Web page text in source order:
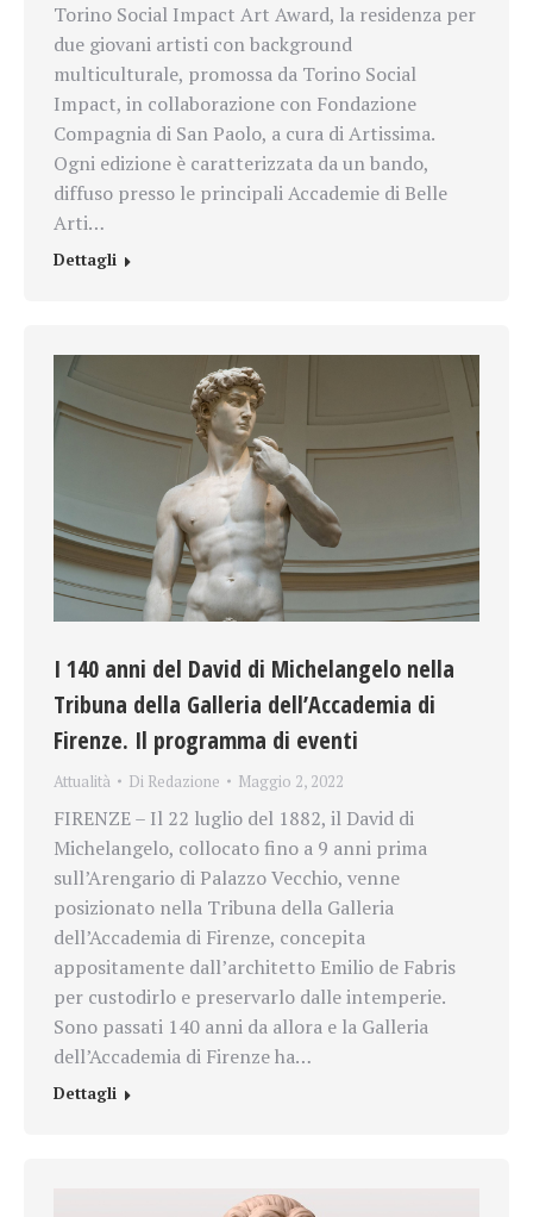
Torino Social Impact Art Award, la residenza per
due giovani artisti con background
multiculturale, promossa da Torino Social
Impact, in collaborazione con Fondazione
Compagnia di San Paolo, a cura di Artissima.
Ogni edizione è caratterizzata da un bando,
diffuso presso le principali Accademie di Belle
Arti…
Dettagli
I 140 anni del David di Michelangelo nella
Tribuna della Galleria dell’Accademia di
Firenze. Il programma di eventi
Attualità Di Redazione Maggio 2, 2022
FIRENZE – Il 22 luglio del 1882, il David di
Michelangelo, collocato fino a 9 anni prima
sull’Arengario di Palazzo Vecchio, venne
posizionato nella Tribuna della Galleria
dell’Accademia di Firenze, concepita
appositamente dall’architetto Emilio de Fabris
per custodirlo e preservarlo dalle intemperie.
Sono passati 140 anni da allora e la Galleria
dell’Accademia di Firenze ha…
Dettagli